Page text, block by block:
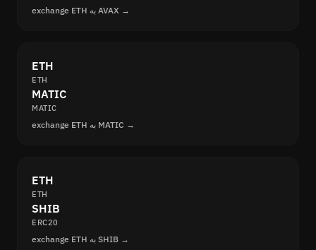
exchange ETH به AVAX →
ETH
ETH
MATIC
MATIC
exchange ETH به MATIC →
ETH
ETH
SHIB
ERC20
exchange ETH به SHIB →